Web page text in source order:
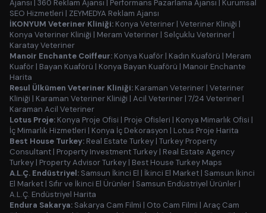
Ajansı | 360 Reklam Ajansı | Performans Pazarlama Ajansı | Kurumsal
SEO Hizmetleri | ZEYMEDYA Reklam Ajansı
İKONYUM Veteriner Kliniği: Konya Veteriner | Veteriner Kliniği |
Konya Veteriner Kliniği | Meram Veteriner | Selçuklu Veteriner |
Karatay Veteriner
Manoir Enchante Coiffeur: Konya Kuaför | Kadın Kuaförü | Meram
Kuaför | Bayan Kuaförü | Konya Bayan Kuaförü | Manoir Enchante
Harita
Resul Ülkümen Veteriner Kliniği: Karaman Veteriner | Veteriner
Kliniği | Karaman Veteriner Kliniği | Acil Veteriner | 7/24 Veteriner |
Karaman Acil Veteriner
Lotus Proje: Konya Proje Ofisi | Proje Ofisleri | Konya Mimarlık Ofisi |
İç Mimarlık Hizmetleri | Konya İç Dekorasyon | Lotus Proje Harita
Best House Turkey: Real Estate Turkey | Turkey Property
Consultant | Property Investment Turkey | Real Estate Agency
Turkey | Property Advisor Turkey | Best House Turkey Maps
A.L.Ç. Endüstriyel: Samsun İkinci El | İkinci El Market | Samsun İkinci
El Market | Sıfır ve İkinci El Ürünler | Samsun Endüstriyel Ürünler |
A.L.Ç. Endüstriyel Harita
Endura Sakarya: Sakarya Cam Filmi | Oto Cam Filmi | Araç Cam